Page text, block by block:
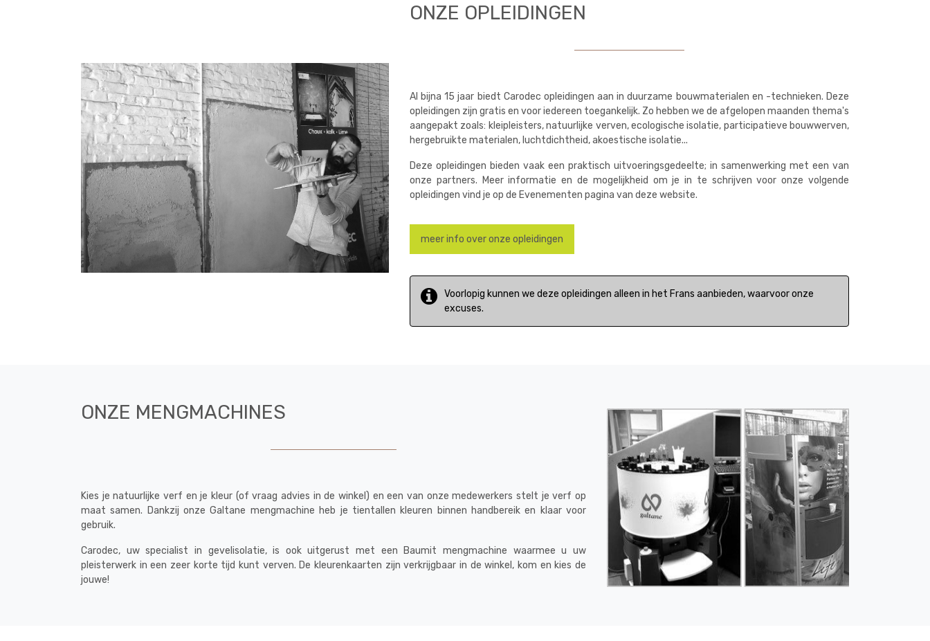
ONZE OPLEIDINGEN
Al bijna 15 jaar biedt Carodec opleidingen aan in duurzame bouwmaterialen en -technieken. Deze
opleidingen zijn gratis en voor iedereen toegankelijk. Zo hebben we de afgelopen maanden thema's
aangepakt zoals: kleipleisters, natuurlijke verven, ecologische isolatie, participatieve bouwwerven,
hergebruikte materialen, luchtdichtheid, akoestische isolatie...
Deze opleidingen bieden vaak een praktisch uitvoeringsgedeelte; in samenwerking met een van
onze partners. Meer informatie en de mogelijkheid om je in te schrijven voor onze volgende
opleidingen vind je op de Evenementen pagina van deze website.
meer info over onze opleidingen
Voorlopig kunnen we deze opleidingen alleen in het Frans aanbieden, waarvoor onze
excuses.
ONZE MENGMACHINES
Kies je natuurlijke verf en je kleur (of vraag advies in de winkel) en een van onze medewerkers stelt je verf op
maat samen. Dankzij onze Galtane mengmachine heb je tientallen kleuren binnen handbereik en klaar voor
gebruik.
Carodec, uw specialist in gevelisolatie, is ook uitgerust met een Baumit mengmachine waarmee u uw
pleisterwerk in een zeer korte tijd kunt verven. De kleurenkaarten zijn verkrijgbaar in de winkel, kom en kies de
jouwe!